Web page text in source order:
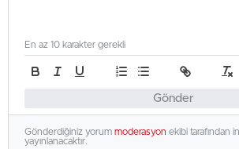
Gönder
En az 10 karakter gerekli
Gönderdiğiniz yorum moderasyon ekibi tarafından
yayınlanacaktır.